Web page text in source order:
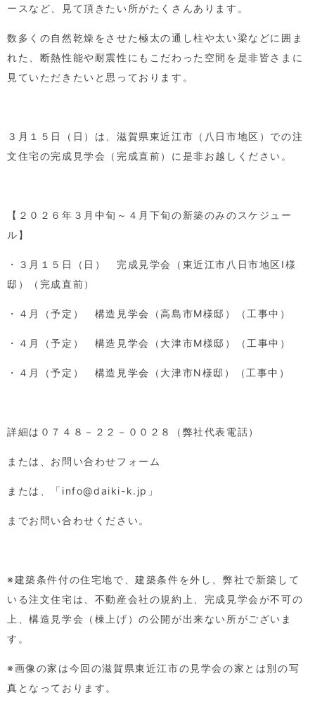
ースなど、見て頂きたい所がたくさんあります。
数多くの自然乾燥をさせた極太の通し柱や太い梁などに囲ま
れた、断熱性能や耐震性にもこだわった空間を是非皆さまに
見ていただきたいと思っております。
３月１５日（日）は、滋賀県東近江市（八日市地区）での注
文住宅の完成見学会（完成直前）に是非お越しください。
【２０２６年３月中旬～４月下旬の新築のみのスケジュー
ル】
・３月１５日（日） 完成見学会（東近江市八日市地区I様
邸）（完成直前）
・４月（予定） 構造見学会（高島市M様邸）（工事中）
・４月（予定） 構造見学会（大津市M様邸）（工事中）
・４月（予定） 構造見学会（大津市N様邸）（工事中）
詳細は０７４８－２２－００２８（弊社代表電話）
または、お問い合わせフォーム
または、「 info@daiki-k.jp 」
までお問い合わせください。
※建築条件付の住宅地で、建築条件を外し、弊社で新築して
いる注文住宅は、不動産会社の規約上、完成見学会が不可の
上、構造見学会（棟上げ）の公開が出来ない所がございま
す。
※画像の家は今回の滋賀県東近江市の見学会の家とは別の写
真となっております。